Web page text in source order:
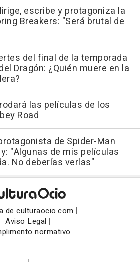
escribe y protagoniza la
Breakers: "Será brutal de
del final de la temporada
Dragón: ¿Quién muere en la
las películas de los
Road
de Spider-Man
"Algunas de mis películas
No deberías verlas"
de culturaocio.com |
Aviso Legal |
normativo